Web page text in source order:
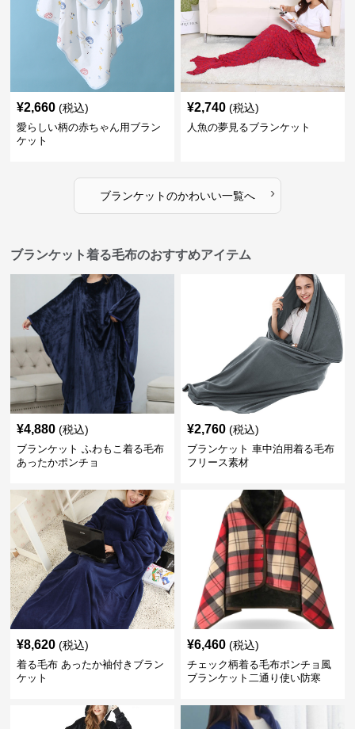
¥2,660 (税込)
愛らしい柄の赤ちゃん用ブラン
ケット
¥2,740 (税込)
人魚の夢見るブランケット
ブランケットのかわいい一覧へ ›
ブランケット着る毛布のおすすめアイテム
¥4,880 (税込)
ブランケット ふわもこ着る毛布
あったかポンチョ
¥2,760 (税込)
ブランケット 車中泊用着る毛布
フリース素材
¥8,620 (税込)
着る毛布 あったか袖付きブラン
ケット
¥6,460 (税込)
チェック柄着る毛布ポンチョ風
ブランケット二通り使い防寒